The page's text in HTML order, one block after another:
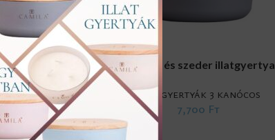
kanócos
ADD TO CART
Pézsma és szeder illatgyertya
Illatgyertyák 3 kanócos
7,700 Ft